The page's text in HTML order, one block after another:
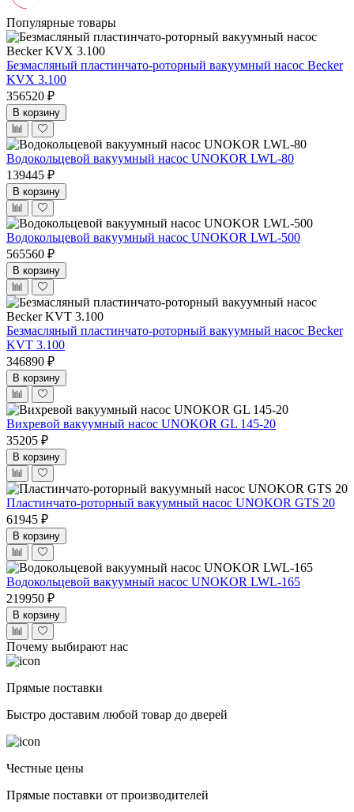
Популярные товары
Безмасляный пластинчато-роторный вакуумный насос Becker
KVX 3.100
356520 ₽
В корзину
Водокольцевой вакуумный насос UNOKOR LWL-80
139445 ₽
В корзину
Водокольцевой вакуумный насос UNOKOR LWL-500
565560 ₽
В корзину
Безмасляный пластинчато-роторный вакуумный насос Becker
KVT 3.100
346890 ₽
В корзину
Вихревой вакуумный насос UNOKOR GL 145-20
35205 ₽
В корзину
Пластинчато-роторный вакуумный насос UNOKOR GTS 20
61945 ₽
В корзину
Водокольцевой вакуумный насос UNOKOR LWL-165
219950 ₽
В корзину
Почему выбирают нас
Прямые поставки
Быстро доставим любой товар до дверей
Честные цены
Прямые поставки от производителей